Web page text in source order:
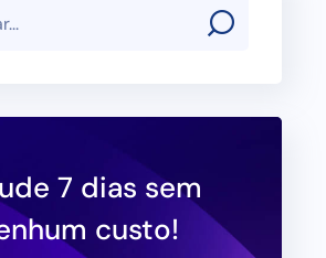
7 dias sem
custo!